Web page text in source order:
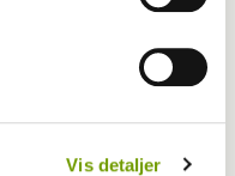
Vis detaljer